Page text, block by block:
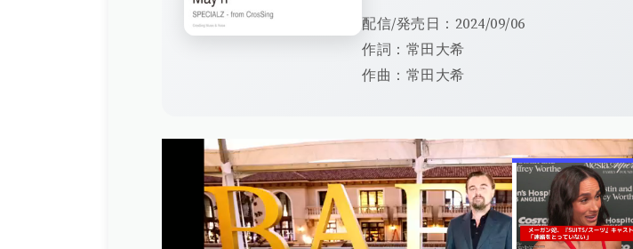
配信/発売日：2024/09/06
作詞：常田大希
作曲：常田大希